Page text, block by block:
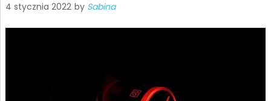
4 stycznia 2022 by Sabina